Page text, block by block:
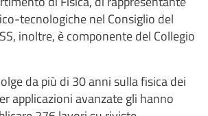
tecnologiche nel Consiglio del
inoltre, è componente del Collegio
da più di 30 anni sulla fisica dei
applicazioni avanzate gli hanno